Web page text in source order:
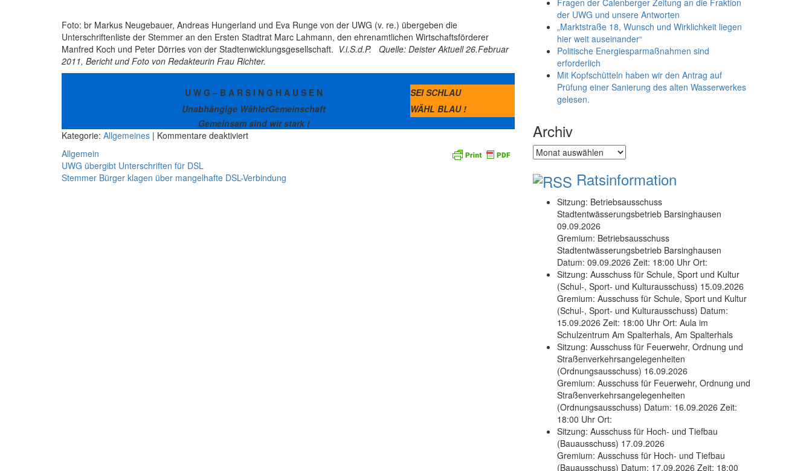
Foto: br Markus Neugebauer, Andreas Hungerland und Eva Runge von der UWG (v. re.) übergeben die
Unterschriftenliste der Stemmer an den Ersten Stadtrat Marc Lahmann, den ehrenamtlichen Wirtschaftsförderer
Manfred Koch und Peter Dörries von der Stadtenwicklungsgesellschaft. V.i.S.d.P. Quelle: Deister Aktuell 26.Februar
2011, Bericht und Foto von Redakteurin Frau Richter.
U W G – B A R S I N G H A U S E N
SEI SCHLAU
Unabhängige WählerGemeinschaft
WÄHL BLAU !
Gemeinsam sind wir stark !
Kategorie: Allgemeines | Kommentare deaktiviertfür
DSL-
Allgemein
Beitragsnavigation
UWG übergibt Unterschriften für DSL
Stemmer Bürger klagen über mangelhafte DSL-Verbindung
Fragen der Calenberger Zeitung an die Fraktion
der UWG und unsere Antworten
„Marktstraße 18, Wunsch und Wirklichkeit liegen
hier weit auseinander“
Politische Energiesparmaßnahmen sind
erforderlich
Mit Kopfschütteln haben wir den Antrag auf
Prüfung einer Sanierung des alten Wasserwerkes
gelesen.
Archiv
Archiv
Ratsinformation
Sitzung: Betriebsausschuss
Stadtentwässerungsbetrieb Barsinghausen
09.09.2026
Gremium: Betriebsausschuss
Stadtentwässerungsbetrieb Barsinghausen
Datum: 09.09.2026 Zeit: 18:00 Uhr Ort:
Sitzung: Ausschuss für Schule, Sport und Kultur
(Schul-, Sport- und Kulturausschuss) 15.09.2026
Gremium: Ausschuss für Schule, Sport und Kultur
(Schul-, Sport- und Kulturausschuss) Datum:
15.09.2026 Zeit: 18:00 Uhr Ort: Aula im
Schulzentrum Am Spalterhals, Am Spalterhals
Sitzung: Ausschuss für Feuerwehr, Ordnung und
Straßenverkehrsangelegenheiten
(Ordnungsausschuss) 16.09.2026
Gremium: Ausschuss für Feuerwehr, Ordnung und
Straßenverkehrsangelegenheiten
(Ordnungsausschuss) Datum: 16.09.2026 Zeit:
18:00 Uhr Ort:
Sitzung: Ausschuss für Hoch- und Tiefbau
(Bauausschuss) 17.09.2026
Gremium: Ausschuss für Hoch- und Tiefbau
(Bauausschuss) Datum: 17.09.2026 Zeit: 18:00